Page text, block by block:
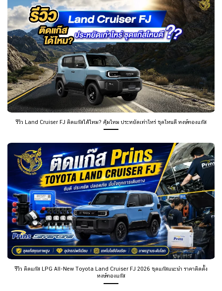
รีวิว Land Cruiser FJ ติดแก๊สได้ไหม? คุ้มไหม ประหยัดเท่าไหร่ ชุดไหนดี หงษ์ทองแก๊ส
รีวิว ติดแก๊ส LPG All-New Toyota Land Cruiser FJ 2026 ชุดแก๊สแนะนำ ราคาติดตั้ง
หงษ์ทองแก๊ส